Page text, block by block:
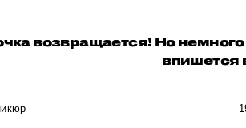
возвращается! Но
впишется